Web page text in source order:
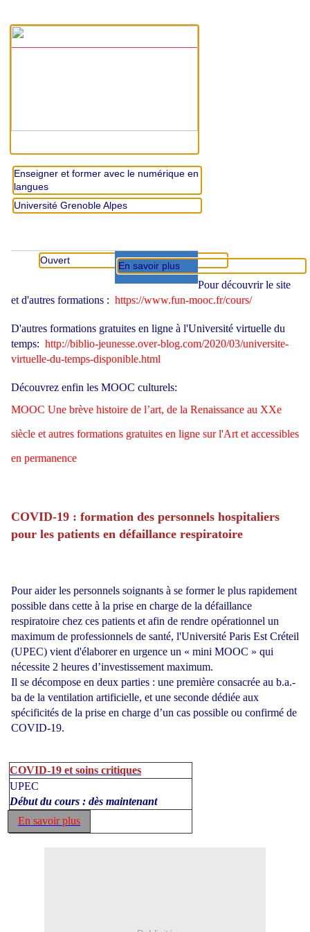
Enseigner et former avec le numérique en
langues
Université Grenoble Alpes
Ouvert En savoir plus
Pour découvrir le site
et d'autres formations : https://www.fun-mooc.fr/cours/
D'autres formations gratuites en ligne à l'Université virtuelle du
temps: http://biblio-jeunesse.over-blog.com/2020/03/universite-
virtuelle-du-temps-disponible.html
Découvrez enfin les MOOC culturels:
MOOC Une brève histoire de l’art, de la Renaissance au XXe
siècle et autres formations gratuites en ligne sur l'Art et accessibles
en permanence
COVID-19 : formation des personnels hospitaliers
pour les patients en défaillance respiratoire
Pour aider les personnels soignants à se former le plus rapidement
possible dans cette à la prise en charge de la défaillance
respiratoire chez ces patients et afin de rendre opérationnel un
maximum de professionnels de santé, l'Université Paris Est Créteil
(UPEC) vient d'élaborer en urgence un « mini MOOC » qui
nécessite 2 heures d’investissement maximum.
Il se décompose en deux parties : une première consacrée au b.a.-
ba de la ventilation artificielle, et une seconde dédiée aux
spécificités de la prise en charge d’un cas possible ou confirmé de
COVID-19.
COVID-19 et soins critiques
UPEC
Début du cours : dès maintenant
En savoir plus